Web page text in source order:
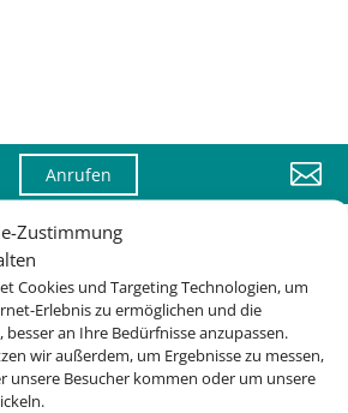
Zustimmung
Cookies und Targeting Technologien, um
Erlebnis zu ermöglichen und die
besser an Ihre Bedürfnisse anzupassen.
wir außerdem, um Ergebnisse zu messen,
unsere Besucher kommen oder um unsere
Anrufen 
Buchung übernimmt Schmetterling
im Auftrag des Webseiteninhabers.